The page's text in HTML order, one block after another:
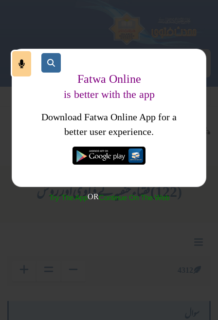
نماز
کتب فتاوی
فتاوی علمائے حدیث جلد 5
(122) فقہاء حنفیہ کے فتاویٰ اور روش
Fatwa Online
is better with the app
Download Fatwa Online App for a
better user experience.
Try The AppORContinue On The Web